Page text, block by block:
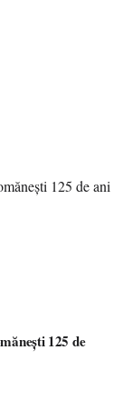
125 de